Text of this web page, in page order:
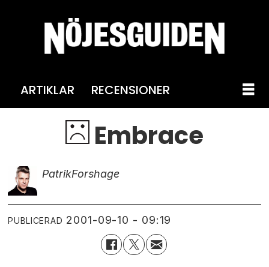
ARTIKLAR RECENSIONER
Embrace
PatrikForshage
PUBLICERAD 2001-09-10 - 09:19